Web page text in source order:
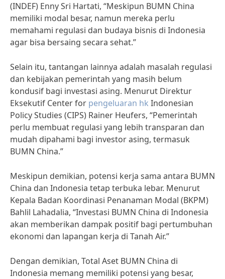
(INDEF) Enny Sri Hartati, “Meskipun BUMN China
memiliki modal besar, namun mereka perlu
memahami regulasi dan budaya bisnis di Indonesia
agar bisa bersaing secara sehat.”
Selain itu, tantangan lainnya adalah masalah regulasi
dan kebijakan pemerintah yang masih belum
kondusif bagi investasi asing. Menurut Direktur
Eksekutif Center for pengeluaran hk Indonesian
Policy Studies (CIPS) Rainer Heufers, “Pemerintah
perlu membuat regulasi yang lebih transparan dan
mudah dipahami bagi investor asing, termasuk
BUMN China.”
Meskipun demikian, potensi kerja sama antara BUMN
China dan Indonesia tetap terbuka lebar. Menurut
Kepala Badan Koordinasi Penanaman Modal (BKPM)
Bahlil Lahadalia, “Investasi BUMN China di Indonesia
akan memberikan dampak positif bagi pertumbuhan
ekonomi dan lapangan kerja di Tanah Air.”
Dengan demikian, Total Aset BUMN China di
Indonesia memang memiliki potensi yang besar,